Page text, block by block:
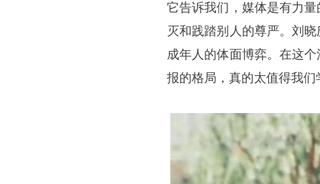
它告诉我们，媒体是有力
灭和践踏别人的尊严。刘
成年人的体面博弈。在这
报的格局，真的太值得我们